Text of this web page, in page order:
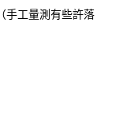
手工量測有些許落